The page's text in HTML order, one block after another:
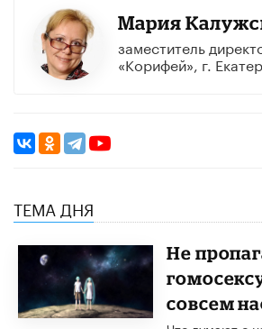
Мария
заместитель
«Корифей», г.
ТЕМА ДНЯ
Не
совсем